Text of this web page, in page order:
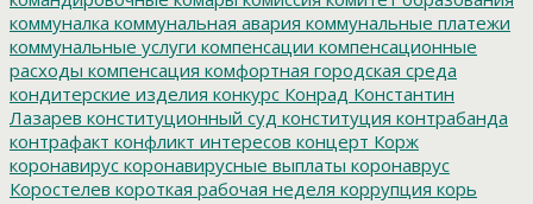
коммуналка коммунальная авария коммунальные платежи
коммунальные услуги компенсации компенсационные
расходы компенсация комфортная городская среда
кондитерские изделия конкурс Конрад Константин
Лазарев конституционный суд конституция контрабанда
контрафакт конфликт интересов концерт Корж
коронавирус коронавирусные выплаты коронаврус
Коростелев короткая рабочая неделя коррупция корь